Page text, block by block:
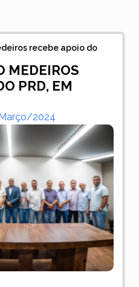
recebe apoio do
MEDEIROS
PRD, EM
2024